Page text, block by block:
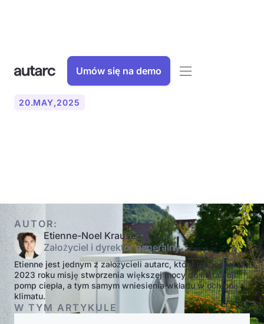
Umów się na demo
20.MAY,2025
AUTOR:
Etienne-Noel Krause
Założyciel i dyrektor generalny
Etienne jest jednym z założycieli autarc, który rozpoczął w
2023 roku misję stworzenia większej mocy do instalacji
pomp ciepła, a tym samym wniesienia wkładu w ochronę
klimatu.
W TYM ARTYKULE